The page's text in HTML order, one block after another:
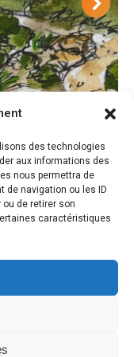
des technologies
aux informations des
nous permettra de
de navigation ou les ID
de retirer son
caractéristiques
propriété à